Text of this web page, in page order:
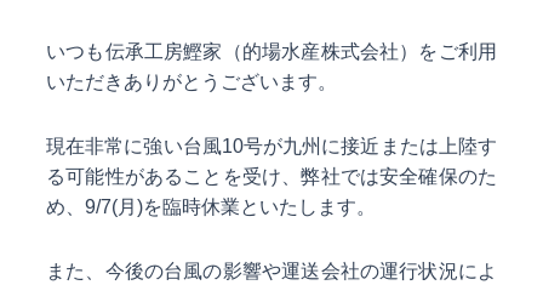
いつも伝承工房鰹家（的場水産株式会社）をご利用
いただきありがとうございます。
現在非常に強い台風10号が九州に接近または上陸す
る可能性があることを受け、弊社では安全確保のた
め、9/7(月)を臨時休業といたします。
また、今後の台風の影響や運送会社の運行状況によ